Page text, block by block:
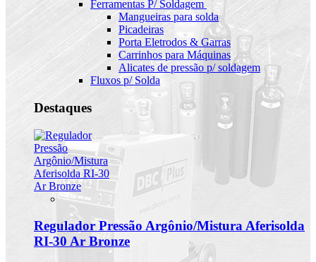
Ferramentas P/ Soldagem
Mangueiras para solda
Picadeiras
Porta Eletrodos & Garras
Carrinhos para Máquinas
Alicates de pressão p/ soldagem
Fluxos p/ Solda
Destaques
Regulador Pressão Argônio/Mistura Aferisolda
RI-30 Ar Bronze